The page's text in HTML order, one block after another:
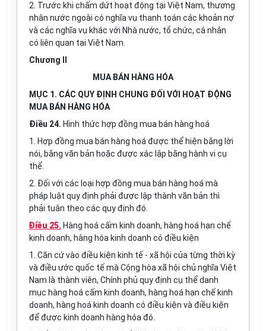
2. Trước khi chấm dứt hoạt động tại Việt Nam, thương
nhân nước ngoài có nghĩa vụ thanh toán các khoản nợ
và các nghĩa vụ khác với Nhà nước, tổ chức, cá nhân
có liên quan tại Việt Nam.
Chương II
MUA BÁN HÀNG HÓA
MỤC 1. CÁC QUY ĐỊNH CHUNG ĐỐI VỚI HOẠT ĐỘNG
MUA BÁN HÀNG HÓA
Điều 24. Hình thức hợp đồng mua bán hàng hoá
1. Hợp đồng mua bán hàng hoá được thể hiện bằng lời
nói, bằng văn bản hoặc được xác lập bằng hành vi cụ
thể.
2. Đối với các loại hợp đồng mua bán hàng hoá mà
pháp luật quy định phải được lập thành văn bản thì
phải tuân theo các quy định đó.
Điều 25. Hàng hoá cấm kinh doanh, hàng hoá hạn chế
kinh doanh, hàng hóa kinh doanh có điều kiện
1. Căn cứ vào điều kiện kinh tế - xã hội của từng thời kỳ
và điều ước quốc tế mà Cộng hòa xã hội chủ nghĩa Việt
Nam là thành viên, Chính phủ quy định cụ thể danh
mục hàng hoá cấm kinh doanh, hàng hoá hạn chế kinh
doanh, hàng hoá kinh doanh có điều kiện và điều kiện
để được kinh doanh hàng hóa đó.